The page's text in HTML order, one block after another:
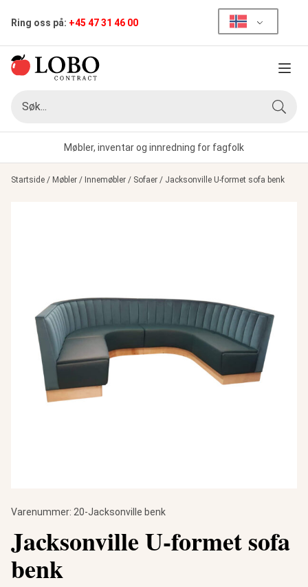
Ring oss på: +45 47 31 46 00
Meny
Søk
Møbler, inventar og innredning for fagfolk
Startside / Møbler / Innemøbler / Sofaer / Jacksonville U-formet sofa benk
Varenummer: 20-Jacksonville benk
Jacksonville U-formet sofa
benk